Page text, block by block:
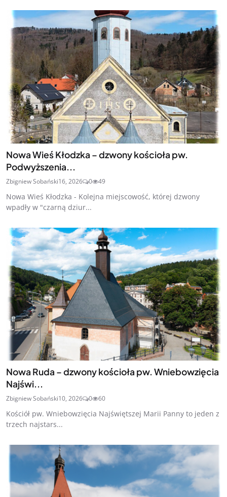
Nowa Wieś Kłodzka – dzwony kościoła pw.
Podwyższenia...
Zbigniew Sobański16, 2026 0 49
Nowa Wieś Kłodzka - Kolejna miejscowość, której dzwony
wpadły w "czarną dziur...
Nowa Ruda – dzwony kościoła pw. Wniebowzięcia
Najświ...
Zbigniew Sobański10, 2026 0 60
Kościół pw. Wniebowzięcia Najświętszej Marii Panny to jeden z
trzech najstars...